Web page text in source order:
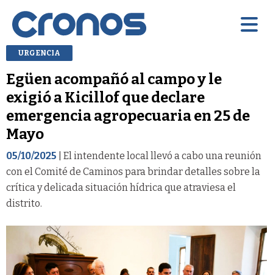
URGENCIA
Egüen acompañó al campo y le
exigió a Kicillof que declare
emergencia agropecuaria en 25 de
Mayo
05/10/2025 | El intendente local llevó a cabo una reunión
con el Comité de Caminos para brindar detalles sobre la
crítica y delicada situación hídrica que atraviesa el
distrito.